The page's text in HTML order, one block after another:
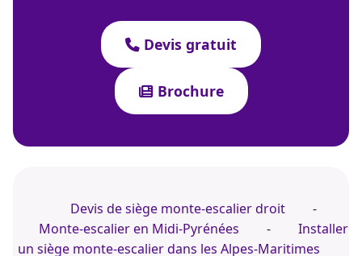
Devis gratuit
Brochure
Devis de siège monte-escalier droit
-
Monte-escalier en Midi-Pyrénées
-
Installer
un siège monte-escalier dans les Alpes-Maritimes